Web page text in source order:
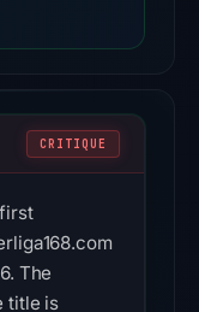
CRITIQUE
The
title is